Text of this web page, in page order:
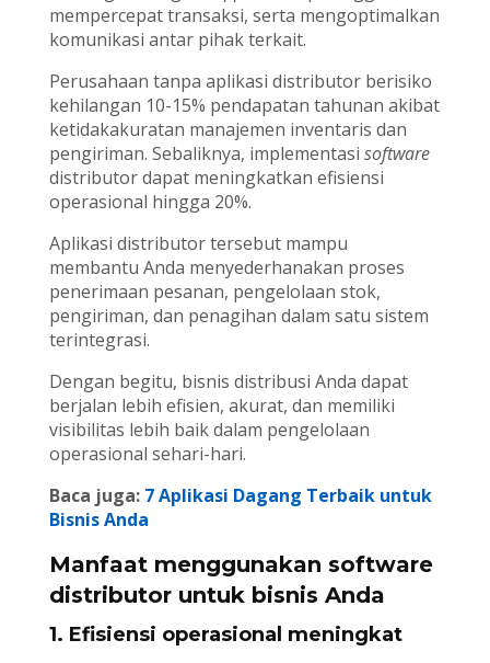
mempercepat transaksi, serta mengoptimalkan
komunikasi antar pihak terkait.
Perusahaan tanpa aplikasi distributor berisiko
kehilangan 10-15% pendapatan tahunan akibat
ketidakakuratan manajemen inventaris dan
pengiriman. Sebaliknya, implementasi software
distributor dapat meningkatkan efisiensi
operasional hingga 20%.
Aplikasi distributor tersebut mampu
membantu Anda menyederhanakan proses
penerimaan pesanan, pengelolaan stok,
pengiriman, dan penagihan dalam satu sistem
terintegrasi.
Dengan begitu, bisnis distribusi Anda dapat
berjalan lebih efisien, akurat, dan memiliki
visibilitas lebih baik dalam pengelolaan
operasional sehari-hari.
Baca juga: 7 Aplikasi Dagang Terbaik untuk
Bisnis Anda
Manfaat menggunakan software
distributor untuk bisnis Anda
1. Efisiensi operasional meningkat